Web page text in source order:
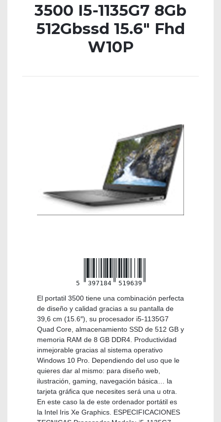
3500 I5-1135G7 8Gb
512Gbssd 15.6″ Fhd
W10P
5 397184 519639
El portatil 3500 tiene una combinación perfecta
de diseño y calidad gracias a su pantalla de
39,6 cm (15.6″), su procesador i5-1135G7
Quad Core, almacenamiento SSD de 512 GB y
memoria RAM de 8 GB DDR4. Productividad
inmejorable gracias al sistema operativo
Windows 10 Pro. Dependiendo del uso que le
quieres dar al mismo: para diseño web,
ilustración, gaming, navegación básica… la
tarjeta gráfica que necesites será una u otra.
En este caso la de este ordenador portátil es
la Intel Iris Xe Graphics. ESPECIFICACIONES